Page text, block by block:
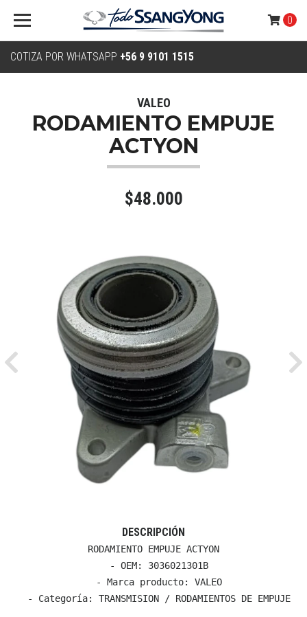
COTIZA POR WHATSAPP +56 9 9101 1515
0
VALEO
RODAMIENTO EMPUJE
ACTYON
$48.000
Previous
DESCRIPCIÓN
RODAMIENTO EMPUJE ACTYON
  - OEM: 3036021301B
  - Marca producto: VALEO
  - Categoría: TRANSMISION / RODAMIENTOS DE EMPUJE